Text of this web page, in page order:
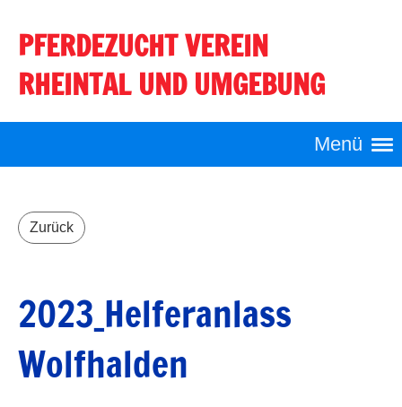
PFERDEZUCHT VEREIN
RHEINTAL UND UMGEBUNG
Menü
Zurück
2023_Helferanlass
Wolfhalden